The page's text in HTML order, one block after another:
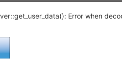
Error when